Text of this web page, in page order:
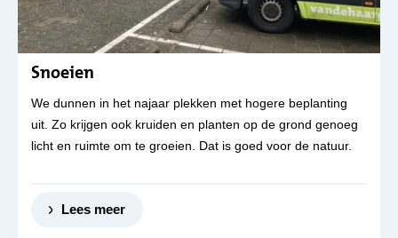
Snoeien
We dunnen in het najaar plekken met hogere beplanting
uit. Zo krijgen ook kruiden en planten op de grond genoeg
licht en ruimte om te groeien. Dat is goed voor de natuur.
Lees meer